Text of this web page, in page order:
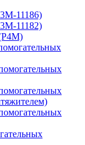
11186)
11182)